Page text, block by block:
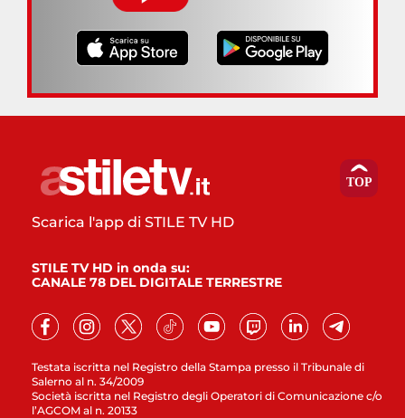
Testata iscritta nel Registro della Stampa presso il Tribunale di
Salerno al n. 34/2009
Società iscritta nel Registro degli Operatori di Comunicazione c/o
l’AGCOM al n. 20133
Scarica l'app di STILE TV HD
STILE TV HD in onda su:
CANALE 78 DEL DIGITALE TERRESTRE